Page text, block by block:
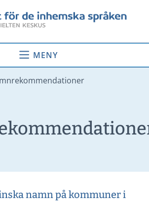
MENY
namn på kommuner i